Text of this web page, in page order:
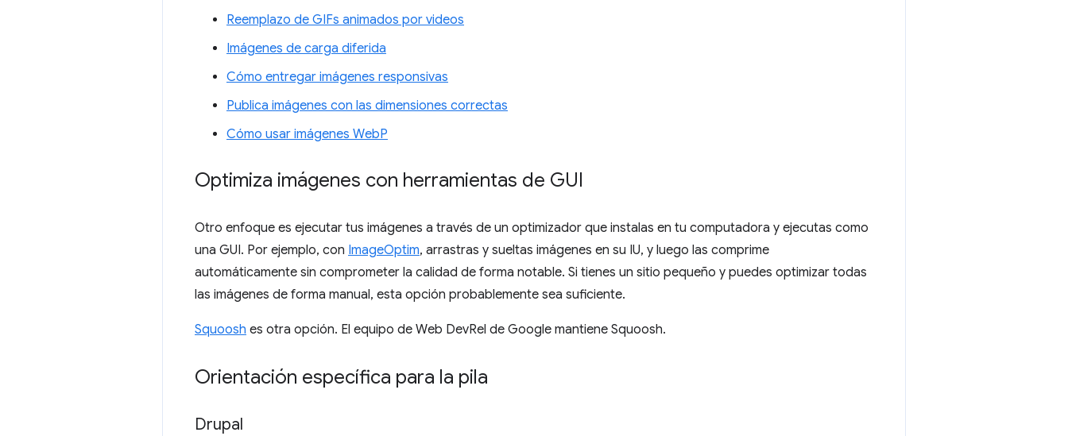
Reemplazo de GIFs animados por videos
Imágenes de carga diferida
Cómo entregar imágenes responsivas
Publica imágenes con las dimensiones correctas
Cómo usar imágenes WebP
Optimiza imágenes con herramientas de GUI
Otro enfoque es ejecutar tus imágenes a través de un optimizador que instalas en tu computadora y ejecutas como
una GUI. Por ejemplo, con ImageOptim, arrastras y sueltas imágenes en su IU, y luego las comprime
automáticamente sin comprometer la calidad de forma notable. Si tienes un sitio pequeño y puedes optimizar todas
las imágenes de forma manual, esta opción probablemente sea suficiente.
Squoosh es otra opción. El equipo de Web DevRel de Google mantiene Squoosh.
Orientación específica para la pila
Drupal